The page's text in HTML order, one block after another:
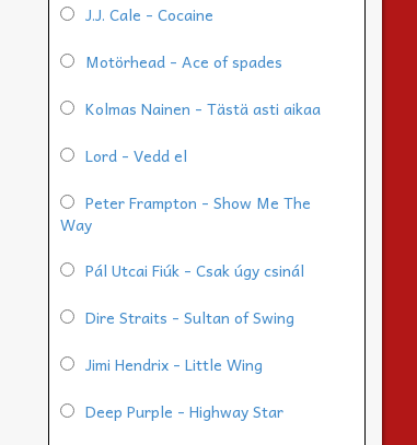
J.J. Cale - Cocaine
Motörhead - Ace of spades
Kolmas Nainen - Tästä asti aikaa
Lord - Vedd el
Peter Frampton - Show Me The
Way
Pál Utcai Fiúk - Csak úgy csinál
Dire Straits - Sultan of Swing
Jimi Hendrix - Little Wing
Deep Purple - Highway Star